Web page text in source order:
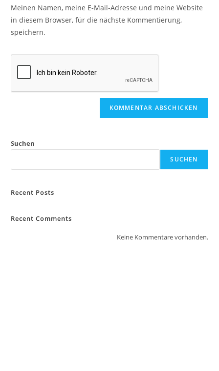
Meinen Namen, meine E-Mail-Adresse und meine Website
in diesem Browser, für die nächste Kommentierung,
speichern.
Suchen
SUCHEN
Recent Posts
Recent Comments
Keine Kommentare vorhanden.